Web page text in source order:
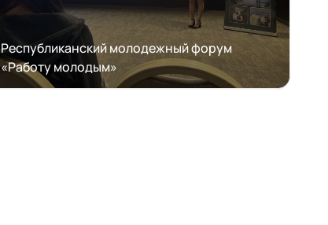
Республиканский молодежный форум
«Работу молодым»